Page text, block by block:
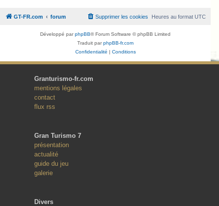
GT-FR.com forum Heures au formatUTC
Supprimer les cookies
Développé parphpBB® Forum Software © phpBB Limited
Traduit parphpBB-fr.com
Confidentialité | Conditions
Granturismo-fr.com
mentions légales
contact
flux rss
Gran Turismo 7
présentation
actualité
guide du jeu
galerie
Divers